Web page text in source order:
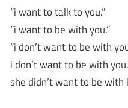
“i want to talk to you.”
“i want to be with you.”
“i don’t want to be with
i don’t want to be with you.
she didn’t want to be with